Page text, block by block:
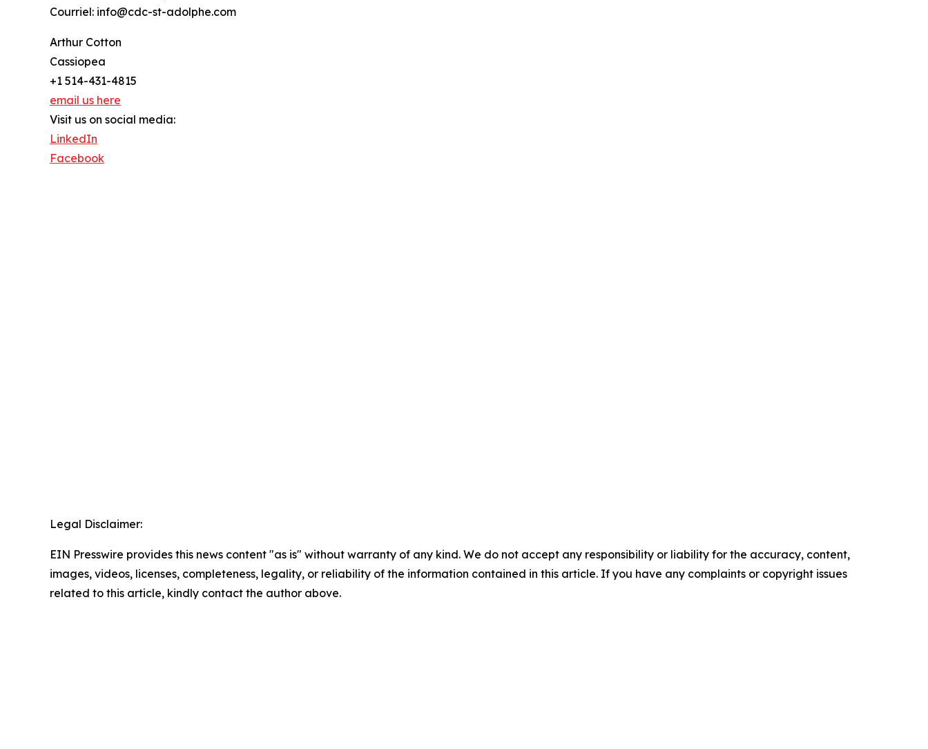
Courriel: info@cdc-st-adolphe.com
Arthur Cotton
Cassiopea
+1 514-431-4815
email us here
Visit us on social media:
LinkedIn
Facebook
Legal Disclaimer:
EIN Presswire provides this news content "as is" without warranty of any kind. We do not accept any responsibility or liability for the accuracy, content,
images, videos, licenses, completeness, legality, or reliability of the information contained in this article. If you have any complaints or copyright issues
related to this article, kindly contact the author above.